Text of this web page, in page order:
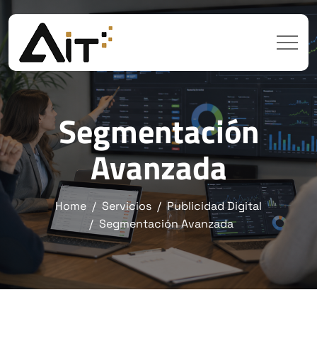
Segmentación
Avanzada
Home Servicios
Publicidad Digital
Segmentación Avanzada